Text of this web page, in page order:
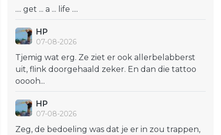
.... get ... a ... life ....
HP
07-08-2026
Tjemig wat erg. Ze ziet er ook allerbelabberst
uit, flink doorgehaald zeker. En dan die tattoo
ooooh...
HP
07-08-2026
Zeg, de bedoeling was dat je er in zou trappen,